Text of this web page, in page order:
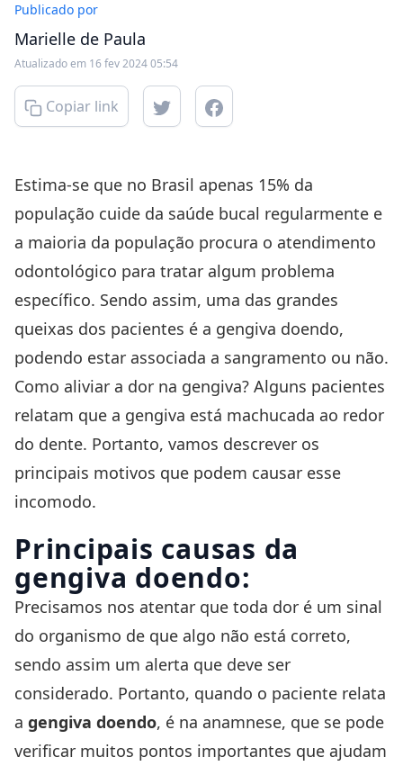
Publicado por
Marielle de Paula
Atualizado em 16 fev 2024 05:54
Copiar link
Estima-se que no Brasil apenas 15% da
população cuide da saúde bucal regularmente e
a maioria da população procura o atendimento
odontológico para tratar algum problema
específico. Sendo assim, uma das grandes
queixas dos pacientes é a gengiva doendo,
podendo estar associada a sangramento ou não.
Como aliviar a dor na gengiva? Alguns pacientes
relatam que a gengiva está machucada ao redor
do dente. Portanto, vamos descrever os
principais motivos que podem causar esse
incomodo.
Principais causas da
gengiva doendo:
Precisamos nos atentar que toda dor é um sinal
do organismo de que algo não está correto,
sendo assim um alerta que deve ser
considerado. Portanto, quando o paciente relata
a gengiva doendo, é na anamnese, que se pode
verificar muitos pontos importantes que ajudam